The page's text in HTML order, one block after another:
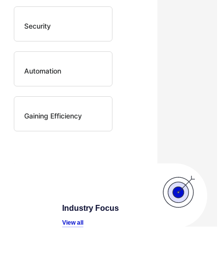
Security
Automation
Gaining Efficiency
Industry Focus
View all